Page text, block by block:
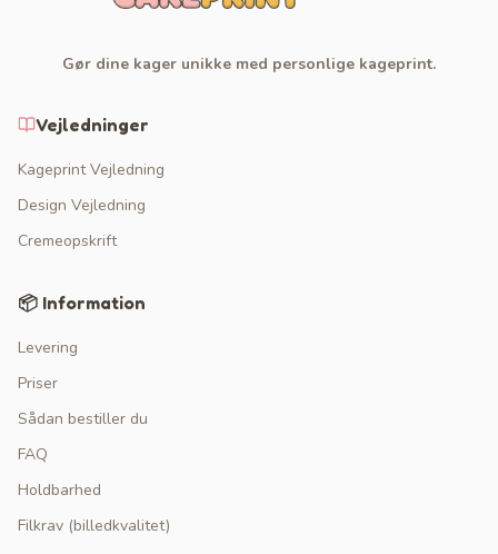
Gør dine kager unikke med personlige kageprint.
Vejledninger
Kageprint Vejledning
Design Vejledning
Cremeopskrift
📦 Information
Levering
Priser
Sådan bestiller du
FAQ
Holdbarhed
Filkrav (billedkvalitet)